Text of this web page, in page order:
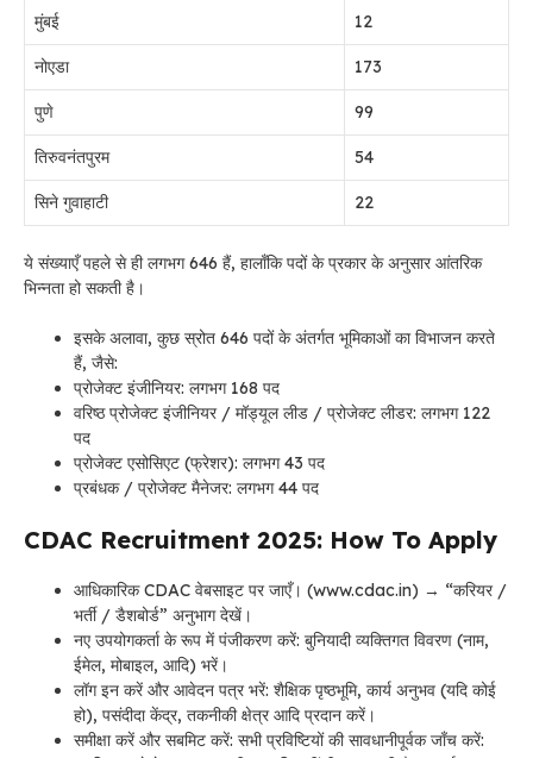
मुंबई 12
नोएडा 173
पुणे 99
तिरुवनंतपुरम 54
सिने गुवाहाटी 22
ये संख्याएँ पहले से ही लगभग 646 हैं, हालाँकि पदों के प्रकार के अनुसार आंतरिक
भिन्नता हो सकती है।
इसके अलावा, कुछ स्रोत 646 पदों के अंतर्गत भूमिकाओं का विभाजन करते
हैं, जैसे:
प्रोजेक्ट इंजीनियर: लगभग 168 पद
वरिष्ठ प्रोजेक्ट इंजीनियर / मॉड्यूल लीड / प्रोजेक्ट लीडर: लगभग 122
पद
प्रोजेक्ट एसोसिएट (फ्रेशर): लगभग 43 पद
प्रबंधक / प्रोजेक्ट मैनेजर: लगभग 44 पद
CDAC Recruitment 2025: How To Apply
आधिकारिक CDAC वेबसाइट पर जाएँ। (www.cdac.in) → “करियर /
भर्ती / डैशबोर्ड” अनुभाग देखें।
नए उपयोगकर्ता के रूप में पंजीकरण करें: बुनियादी व्यक्तिगत विवरण (नाम,
ईमेल, मोबाइल, आदि) भरें।
लॉग इन करें और आवेदन पत्र भरें: शैक्षिक पृष्ठभूमि, कार्य अनुभव (यदि कोई
हो), पसंदीदा केंद्र, तकनीकी क्षेत्र आदि प्रदान करें।
समीक्षा करें और सबमिट करें: सभी प्रविष्टियों की सावधानीपूर्वक जाँच करें: